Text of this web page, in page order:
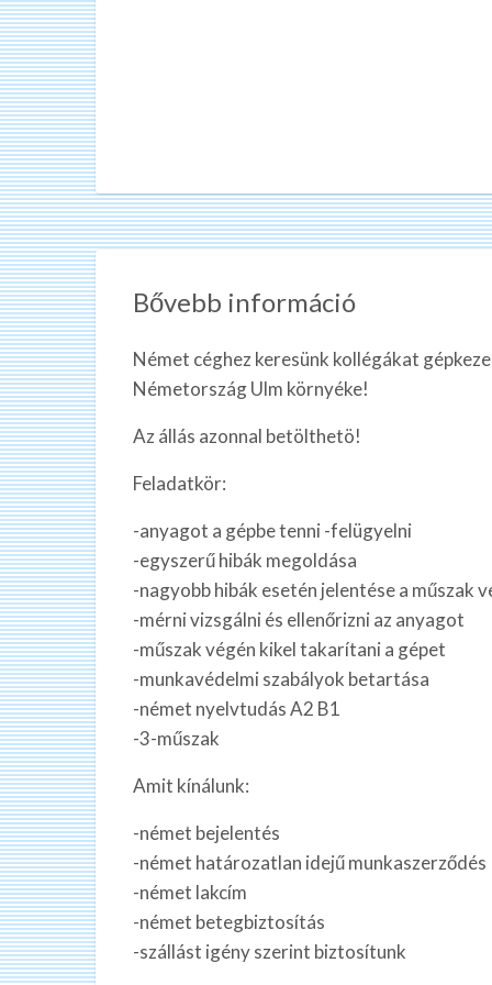
Bővebb információ
Német céghez keresünk kollégákat
Németország Ulm környéke!
Az állás azonnal betölthetö!
Feladatkör:
-anyagot a gépbe tenni -felügyelni
-egyszerű hibák megoldása
-nagyobb hibák esetén jelentése a műszak
-mérni vizsgálni és ellenőrizni az anyagot
-műszak végén kikel takarítani a gépet
-munkavédelmi szabályok betartása
-német nyelvtudás A2 B1
-3-műszak
Amit kínálunk:
-német bejelentés
-német határozatlan idejű munkaszerződés
-német lakcím
-német betegbiztosítás
-szállást igény szerint biztosítunk